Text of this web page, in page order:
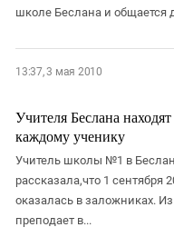
школе Беслана и общается
13:37, 3 мая 2010
Учителя Беслана
каждому ученику
Учитель школы №1 в
рассказала,что 1 сентября
оказалась в заложниках.
преподает в...